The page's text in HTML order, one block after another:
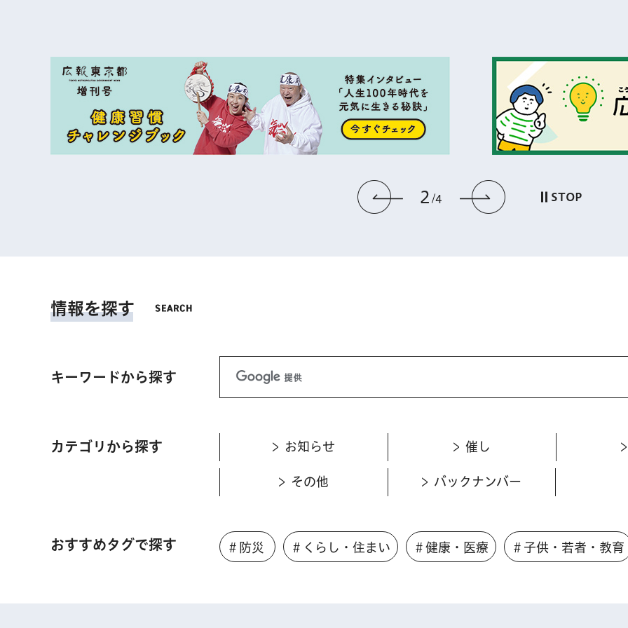
前のスライドを表示
2 4 次のスライド
STOP
情報を探す
キーワードから探す
カテゴリから探す お知らせ 催し
その他 バックナンバー
おすすめタグで探す ＃防災 ＃くらし・住まい ＃健康・医療 ＃子供・若者・教育